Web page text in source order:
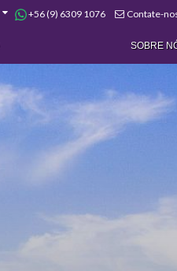
+56 (9) 6309 1076 Contate-
SOBRE